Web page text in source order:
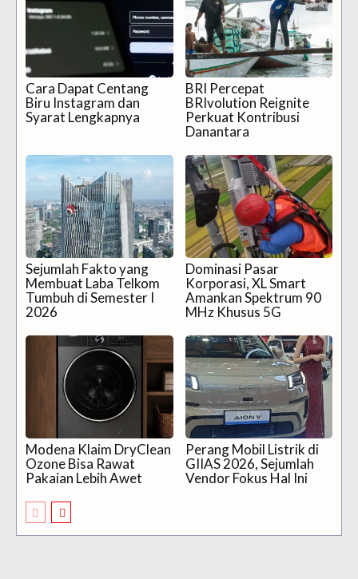
Cara Dapat Centang
Biru Instagram dan
Syarat Lengkapnya
BRI Percepat
BRIvolution Reignite
Perkuat Kontribusi
Danantara
Sejumlah Fakto yang
Membuat Laba Telkom
Tumbuh di Semester I
2026
Dominasi Pasar
Korporasi, XL Smart
Amankan Spektrum 90
MHz Khusus 5G
Modena Klaim DryClean
Ozone Bisa Rawat
Pakaian Lebih Awet
Perang Mobil Listrik di
GIIAS 2026, Sejumlah
Vendor Fokus Hal Ini